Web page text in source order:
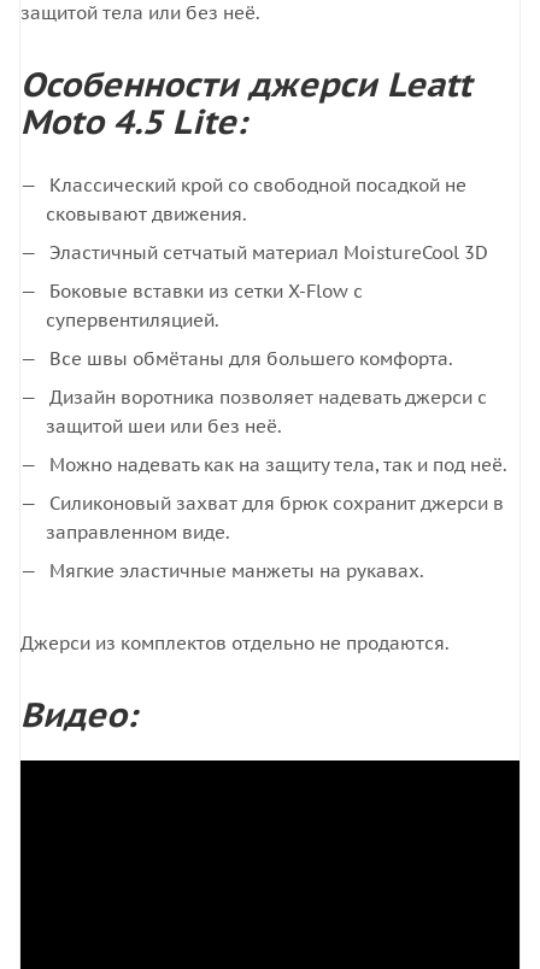
защитой тела или без неё.
Особенности джерси Leatt
Moto 4.5 Lite:
Классический крой со свободной посадкой не
сковывают движения.
Эластичный сетчатый материал MoistureCool 3D
Боковые вставки из сетки X-Flow с
супервентиляцией.
Все швы обмётаны для большего комфорта.
Дизайн воротника позволяет надевать джерси с
защитой шеи или без неё.
Можно надевать как на защиту тела, так и под неё.
Силиконовый захват для брюк сохранит джерси в
заправленном виде.
Мягкие эластичные манжеты на рукавах.
Джерси из комплектов отдельно не продаются.
Видео: